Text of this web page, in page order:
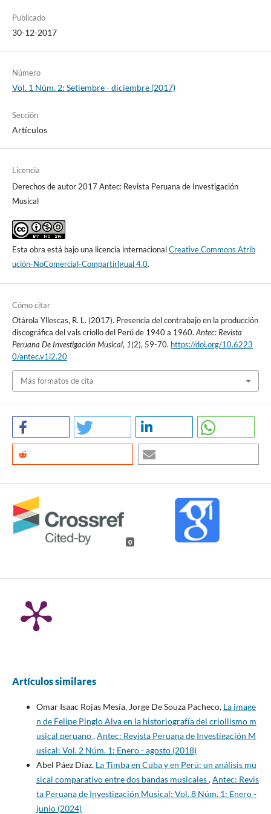
Publicado
30-12-2017
Número
Vol. 1 Núm. 2: Setiembre - diciembre (2017)
Sección
Artículos
Licencia
Derechos de autor 2017 Antec: Revista Peruana de Investigación
Musical
Esta obra está bajo una licencia internacionalCreative Commons Atrib
ución-NoComercial-CompartirIgual 4.0.
Cómo citar
Otárola Yllescas, R. L. (2017). Presencia del contrabajo en la producción
discográfica del vals criollo del Perú de 1940 a 1960. Antec: Revista
Peruana De Investigación Musical, 1(2), 59-70. https://doi.org/10.6223
0/antec.v1i2.20
Más formatos de cita
0
Artículos similares
Omar Isaac Rojas Mesía, Jorge De Souza Pacheco, La image
n de Felipe Pinglo Alva en la historiografía del criollismo m
usical peruano,Antec: Revista Peruana de Investigación M
usical: Vol. 2 Núm. 1: Enero - agosto (2018)
Abel Páez Díaz, La Timba en Cuba y en Perú: un análisis mu
sical comparativo entre dos bandas musicales,Antec: Revis
ta Peruana de Investigación Musical: Vol. 8 Núm. 1: Enero -
junio (2024)